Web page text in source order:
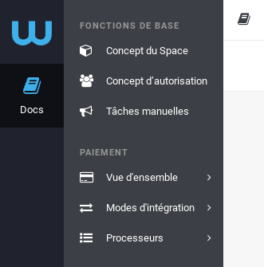
Docs
FONCTIONS DE BASE
Concept du Space
Concept d’autorisation
Tâches manuelles
PAIEMENT
Vue d'ensemble
Modes d'intégration
Processeurs